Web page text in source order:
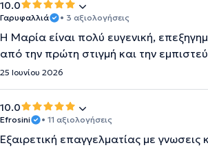
10.0
Γαρυφαλλιά • 3 αξιολογήσεις
Η Μαρία είναι πολύ ευγενική,
από την πρώτη στιγμή και την
25 Ιουνίου 2026
10.0
Efrosini • 11 αξιολογήσεις
Εξαιρετική επαγγελματίας με γνωσεις